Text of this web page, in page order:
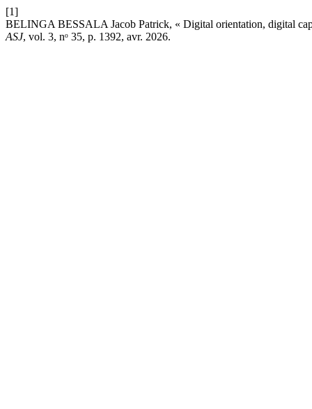
[1]
BELINGA BESSALA Jacob Patrick, « Digital orientation, digital
ASJ, vol. 3, nᵒ 35, p. 1392, avr. 2026.